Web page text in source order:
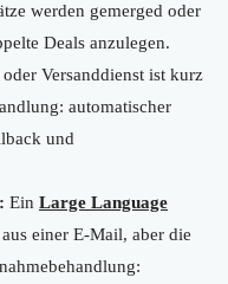
werden gemerged oder
Deals anzulegen.
Versanddienst ist kurz
automatischer
und
Ein Large Language
einer E-Mail, aber die